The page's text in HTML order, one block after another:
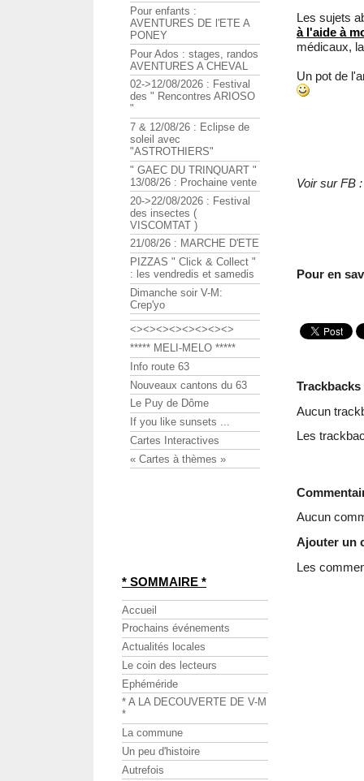
Les sujets
à l'aide à
médicaux,
Un pot de
Voir sur FB :
Pour en
Trackbacks
Aucun
Les
Aucun
Ajouter un
Les
Pour enfants :
AVENTURES DE l'ETE A
PONEY
Pour Ados : stages, randos
AVENTURES A CHEVAL
02->12/08/2026 : Festival
des " Rencontres ARIOSO
"
7 & 12/08/26 : Eclipse de
soleil avec
"ASTROTHIERS"
" GAEC DU TRINQUART "
13/08/26 : Prochaine vente
20->22/08/2026 : Festival
des insectes (
VISCOMTAT )
21/08/26 : MARCHE D'ETE
PIZZAS " Click & Collect "
: les vendredis et samedis
Dimanche soir V-M:
Crep'yo
<><><><><><><><>
***** MELI-MELO *****
Info route 63
Nouveaux cantons du 63
Le Puy de Dôme
If you like sunsets ...
Cartes Interactives
« Cartes à thèmes »
* SOMMAIRE *
Accueil
Prochains événements
Actualités locales
Le coin des lecteurs
Ephéméride
* A LA DECOUVERTE DE V-M
*
La commune
Un peu d'histoire
Autrefois